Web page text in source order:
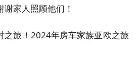
家人照顾他们！